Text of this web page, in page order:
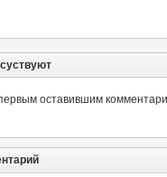
оставившим